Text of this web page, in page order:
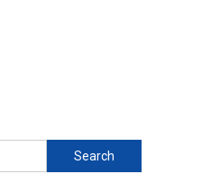
Search